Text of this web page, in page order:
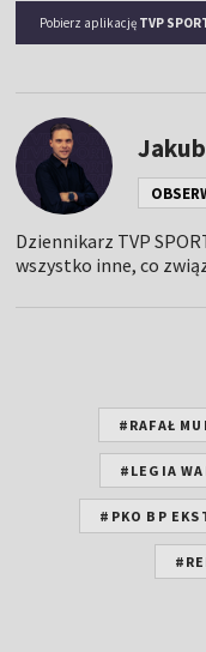
Pobierz aplikację TVP
Dziennikarz TVP
wszystko inne, co
#RAFAŁ
#LEGIA
#PKO BP